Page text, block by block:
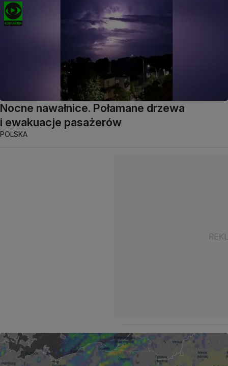
Nocne nawałnice. Połamane drzewa
i ewakuacje pasażerów
POLSKA